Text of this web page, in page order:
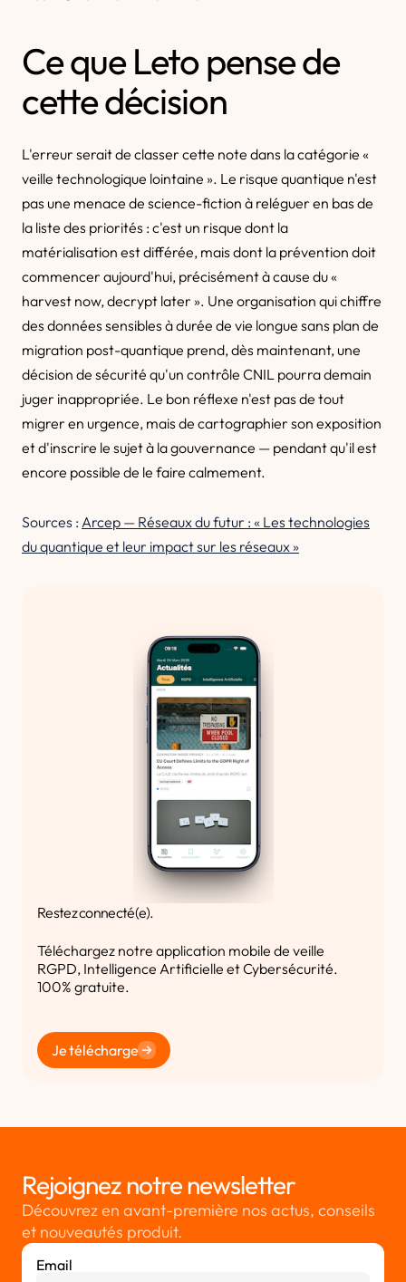
Ce que Leto pense de
cette décision
L'erreur serait de classer cette note dans la catégorie «
veille technologique lointaine ». Le risque quantique n'est
pas une menace de science-fiction à reléguer en bas de
la liste des priorités : c'est un risque dont la
matérialisation est différée, mais dont la prévention doit
commencer aujourd'hui, précisément à cause du «
harvest now, decrypt later ». Une organisation qui chiffre
des données sensibles à durée de vie longue sans plan de
migration post-quantique prend, dès maintenant, une
décision de sécurité qu'un contrôle CNIL pourra demain
juger inappropriée. Le bon réflexe n'est pas de tout
migrer en urgence, mais de cartographier son exposition
et d'inscrire le sujet à la gouvernance — pendant qu'il est
encore possible de le faire calmement.
Sources : Arcep — Réseaux du futur : « Les technologies
du quantique et leur impact sur les réseaux »
Restez connecté(e).
Téléchargez notre application mobile de veille
RGPD, Intelligence Artificielle et Cybersécurité.
100% gratuite.
Je télécharge
Rejoignez notre newsletter
Découvrez en avant-première nos actus, conseils
et nouveautés produit.
Email